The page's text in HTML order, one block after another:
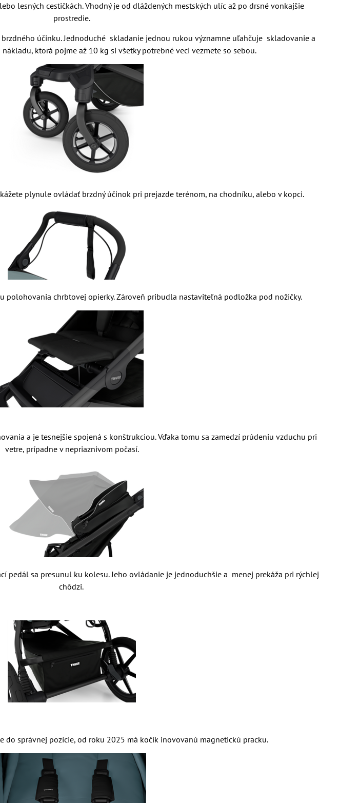
lesných cestičkách. Vhodný je od dláždených mestských ulíc až po drsné vonkajšie
prostredie.
účinku. Jednoduché skladanie jednou rukou významne uľahčuje skladovanie a
ktorá pojme až 10 kg si všetky potrebné veci vezmete so sebou.
plynule ovládať brzdný účinok pri prejazde terénom, na chodníku, alebo v kopci.
polohovania chrbtovej opierky. Zároveň pribudla nastaviteľná podložka pod nožičky.
a je tesnejšie spojená s konštrukciou. Vďaka tomu sa zamedzí prúdeniu vzduchu pri
vetre, prípadne v nepriaznivom počasí.
pedál sa presunul ku kolesu. Jeho ovládanie je jednoduchšie a menej prekáža pri rýchlej
chôdzi.
do správnej pozície, od roku 2025 má kočík inovovanú magnetickú pracku.